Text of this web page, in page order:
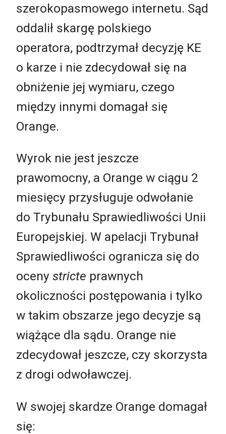
szerokopasmowego internetu. Sąd
oddalił skargę polskiego
operatora, podtrzymał decyzję KE
o karze i nie zdecydował się na
obniżenie jej wymiaru, czego
między innymi domagał się
Orange.
Wyrok nie jest jeszcze
prawomocny, a Orange w ciągu 2
miesięcy przysługuje odwołanie
do Trybunału Sprawiedliwości Unii
Europejskiej. W apelacji Trybunał
Sprawiedliwości ogranicza się do
oceny stricte prawnych
okoliczności postępowania i tylko
w takim obszarze jego decyzje są
wiążące dla sądu. Orange nie
zdecydował jeszcze, czy skorzysta
z drogi odwoławczej.
W swojej skardze Orange domagał
się: